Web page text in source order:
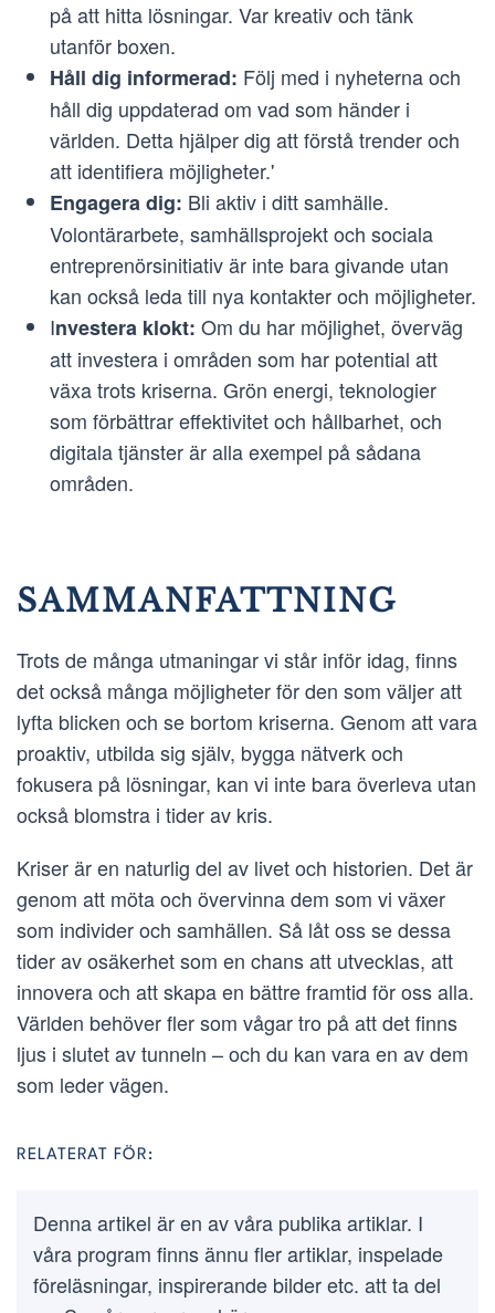
på att hitta lösningar. Var kreativ och tänk
utanför boxen.
Håll dig informerad: Följ med i nyheterna och
håll dig uppdaterad om vad som händer i
världen. Detta hjälper dig att förstå trender och
att identifiera möjligheter.'
Engagera dig: Bli aktiv i ditt samhälle.
Volontärarbete, samhällsprojekt och sociala
entreprenörsinitiativ är inte bara givande utan
kan också leda till nya kontakter och möjligheter.
Investera klokt: Om du har möjlighet, överväg
att investera i områden som har potential att
växa trots kriserna. Grön energi, teknologier
som förbättrar effektivitet och hållbarhet, och
digitala tjänster är alla exempel på sådana
områden.
SAMMANFATTNING
Trots de många utmaningar vi står inför idag, finns
det också många möjligheter för den som väljer att
lyfta blicken och se bortom kriserna. Genom att vara
proaktiv, utbilda sig själv, bygga nätverk och
fokusera på lösningar, kan vi inte bara överleva utan
också blomstra i tider av kris.
Kriser är en naturlig del av livet och historien. Det är
genom att möta och övervinna dem som vi växer
som individer och samhällen. Så låt oss se dessa
tider av osäkerhet som en chans att utvecklas, att
innovera och att skapa en bättre framtid för oss alla.
Världen behöver fler som vågar tro på att det finns
ljus i slutet av tunneln – och du kan vara en av dem
som leder vägen.
RELATERAT FÖR:
Denna artikel är en av våra publika artiklar. I
våra program finns ännu fler artiklar, inspelade
föreläsningar, inspirerande bilder etc. att ta del